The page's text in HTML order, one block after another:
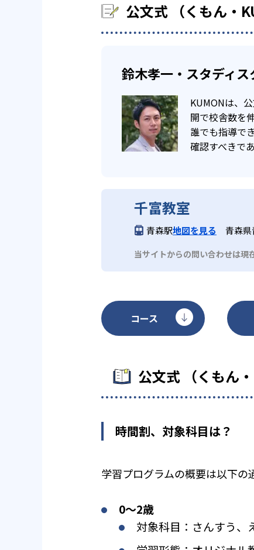
公文式 （くもん・
鈴木孝一・スタディ
KUMONは、
開で校舎数を
誰でも指導で
確認すべきで
千富教室
青森駅地図を見る 青森
当サイトからの問い合わせは現
コース
公文式 （くもん
時間割、対象科目は？
学習プログラムの概要は以下の
0〜2歳
対象科目：さんすう、